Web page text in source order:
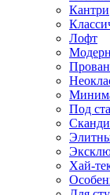
Кантри
Лофт
Модерн
Под
Хай-